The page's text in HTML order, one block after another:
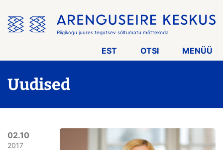
menüü
vahele
Riigikogu juures tegutsev sõltumatu mõttekoda
EST OTSI MENÜÜ
Uudised
02.10
2017